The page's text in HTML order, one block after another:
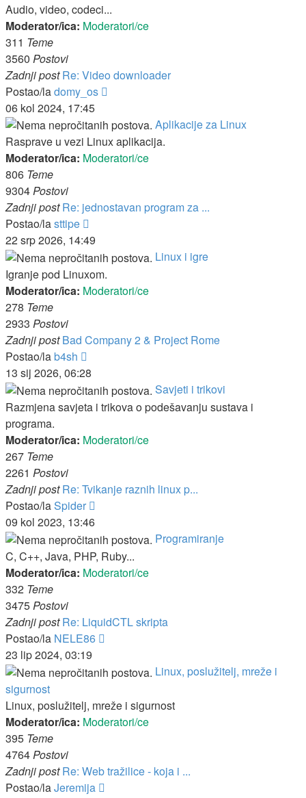
Audio, video, codeci...
Moderator/ica: Moderatori/ce
311 Teme
3560 Postovi
Zadnji post Re: Video downloader
Postao/ladomy_os
06 kol 2024, 17:45
Aplikacije za Linux
Rasprave u vezi Linux aplikacija.
Moderator/ica: Moderatori/ce
806 Teme
9304Postovi
Zadnji post Re: jednostavan program za ...
Postao/lasttipe
post
22 srp 2026, 14:49
Linux i igre
Igranje pod Linuxom.
Moderator/ica: Moderatori/ce
278 Teme
2933 Postovi
Zadnji post Bad Company 2 & Project Rome
Postao/lab4sh
post
13 sij 2026, 06:28
Savjeti i trikovi
Razmjena savjeta i trikova o podešavanju sustava i
programa.
Moderator/ica: Moderatori/ce
267 Teme
2261 Postovi
Zadnji post Re: Tvikanje raznih linux p...
Postao/laSpider
09 kol 2023, 13:46
Programiranje
C, C++, Java, PHP, Ruby...
Moderator/ica: Moderatori/ce
332 Teme
3475Postovi
Zadnji post Re: LiquidCTL skripta
Postao/la NELE86
23 lip 2024, 03:19
Linux, poslužitelj, mreže i
sigurnost
Linux, poslužitelj, mreže i sigurnost
Moderator/ica: Moderatori/ce
395 Teme
4764 Postovi
Zadnji post Re: Web tražilice - koja i ...
Postao/laJeremija